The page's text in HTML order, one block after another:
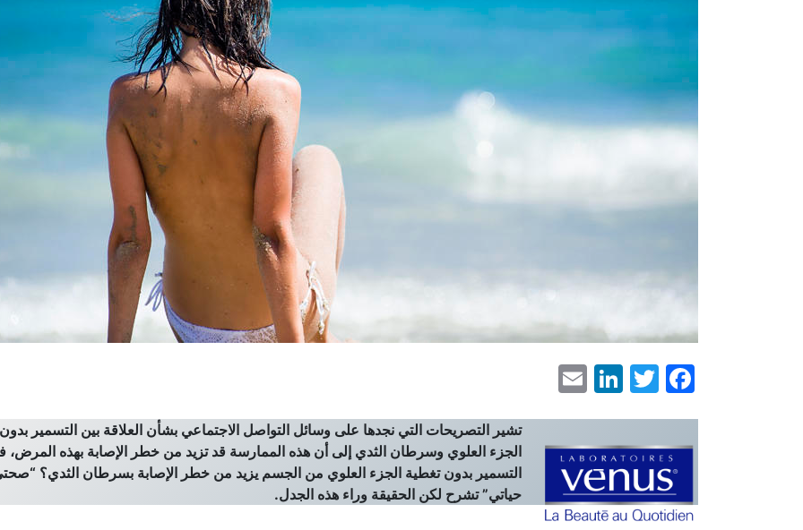
Facebook
Twitter
LinkedIn
تشير التصريحات التي نجدها على وسائل التواصل الاجتماعي بشأن العلاقة بين التسمير
الجزء العلوي وسرطان الثدي إلى أن هذه الممارسة قد تزيد من خطر الإصابة بهذه المرض،
التسمير بدون تغطية الجزء العلوي من الجسم يزيد من خطر الإصابة بسرطان الثدي؟
حياتي” تشرح لكن الحقيقة وراء هذه الجدل.